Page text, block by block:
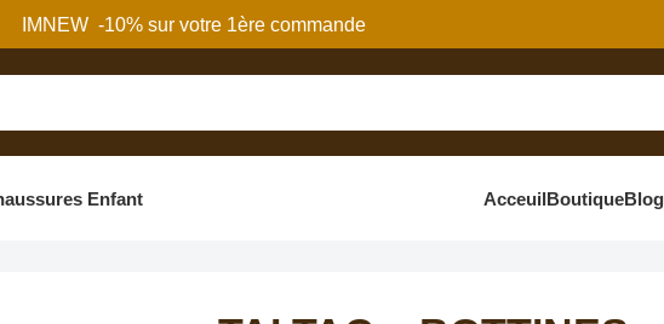
IMNEW -10% sur votre 1ère commande
Enfant AcceuilBoutiqueBlog